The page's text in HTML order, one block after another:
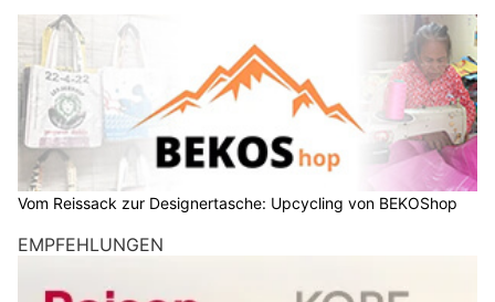
Vom Reissack zur Designertasche: Upcycling von BEKOShop
EMPFEHLUNGEN